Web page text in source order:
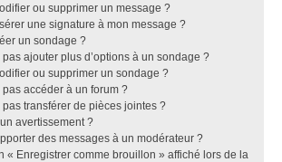
ou supprimer un message ?
une signature à mon message ?
un sondage ?
ajouter plus d’options à un sondage ?
ou supprimer un sondage ?
accéder à un forum ?
transférer de pièces jointes ?
avertissement ?
des messages à un modérateur ?
« Enregistrer comme brouillon » affiché lors de la